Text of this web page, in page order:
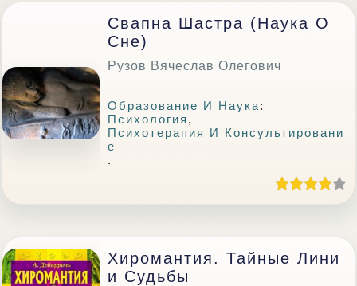
Свапна Шастра (Наука О
Сне)
Рузов Вячеслав Олегович
Образование И Наука:
Психология ,
Психотерапия И Консультировани
Е
.
Хиромантия. Тайные Лини
И Судьбы